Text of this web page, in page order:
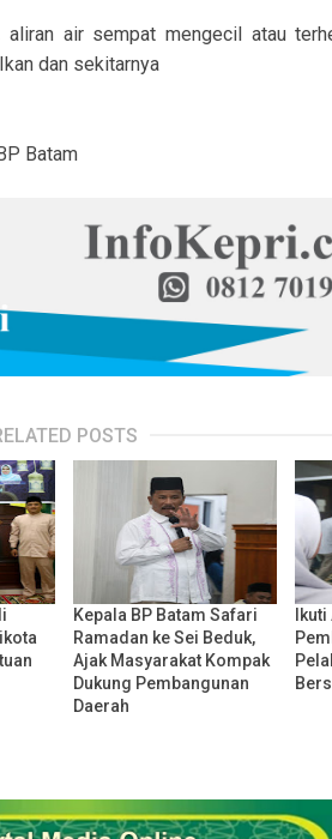
aliran air sempat mengecil atau
dan sekitarnya
Batam
POSTS
Kepala BP Batam Safari
Ramadan ke Sei Beduk,
Ajak Masyarakat Kompak
Dukung Pembangunan
Daerah